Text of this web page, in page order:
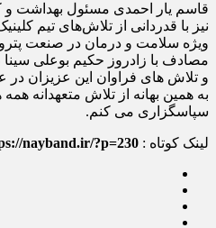
قاسم یار احمدی مسئول بهداشت و
نیز با قدردانی از تلاش‌های تیم
ویژه سلامت و درمان در صنعت
مصادف با زادروز حکیم بوعلی سینا
و تلاش های فراوان این عزیزان
به همین بهانه از تلاش متعهدانه همه
سپاسگزاری می کنم.
لینک کوتاه : nayband.ir/?p=230